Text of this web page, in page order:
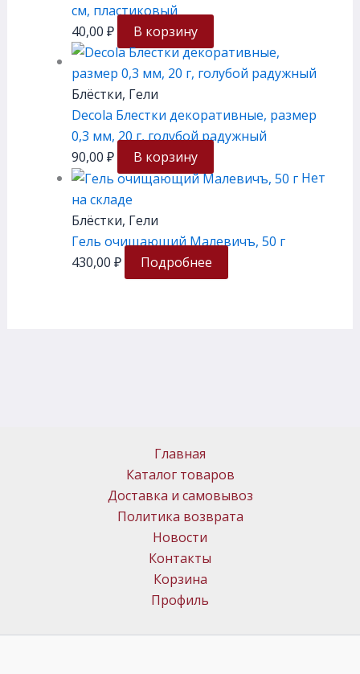
см, плаcтиковый
40,00 ₽ В корзину
Блёстки, Гели
Decola Блестки декоративные, размер
0,3 мм, 20 г, голубой радужный
90,00 ₽
В корзину
Нет
на складе
Блёстки, Гели
Гель очищающий Малевичъ, 50 г
430,00 ₽ Подробнее
Главная
Каталог товаров
Доставка и самовывоз
Политика возврата
Новости
Контакты
Корзина
Профиль